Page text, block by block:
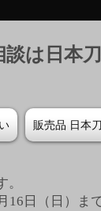
は日本
販売品 日本刀
16日（日）ま